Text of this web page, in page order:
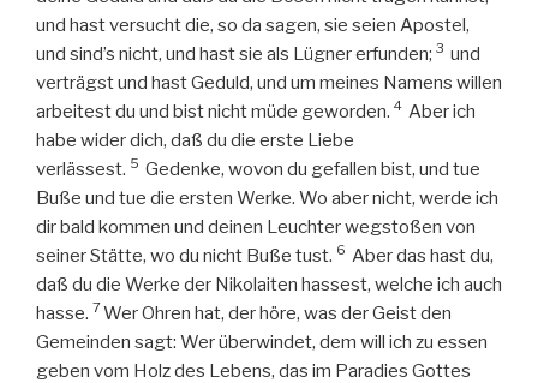
und hast versucht die, so da sagen, sie seien Apostel,
und sind’s nicht, und hast sie als Lügner erfunden; 3 und
verträgst und hast Geduld, und um meines Namens willen
arbeitest du und bist nicht müde geworden. 4 Aber ich
habe wider dich, daß du die erste Liebe
verlässest. 5 Gedenke, wovon du gefallen bist, und tue
Buße und tue die ersten Werke. Wo aber nicht, werde ich
dir bald kommen und deinen Leuchter wegstoßen von
seiner Stätte, wo du nicht Buße tust. 6 Aber das hast du,
daß du die Werke der Nikolaiten hassest, welche ich auch
hasse. 7Wer Ohren hat, der höre, was der Geist den
Gemeinden sagt: Wer überwindet, dem will ich zu essen
geben vom Holz des Lebens, das im Paradies Gottes